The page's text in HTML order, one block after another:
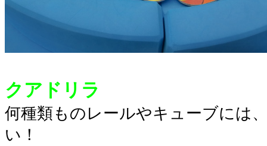
クアドリラ
何種類ものレールやキューブには
い！